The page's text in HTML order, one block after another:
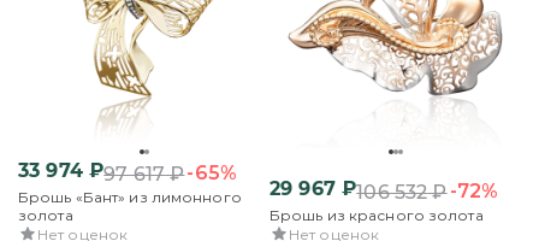
33 974₽97 617₽-65%
Брошь «Бант» из лимонного
золота
Нет оценок
29 967₽106 532₽-72%
Брошь из красного золота
Нет оценок